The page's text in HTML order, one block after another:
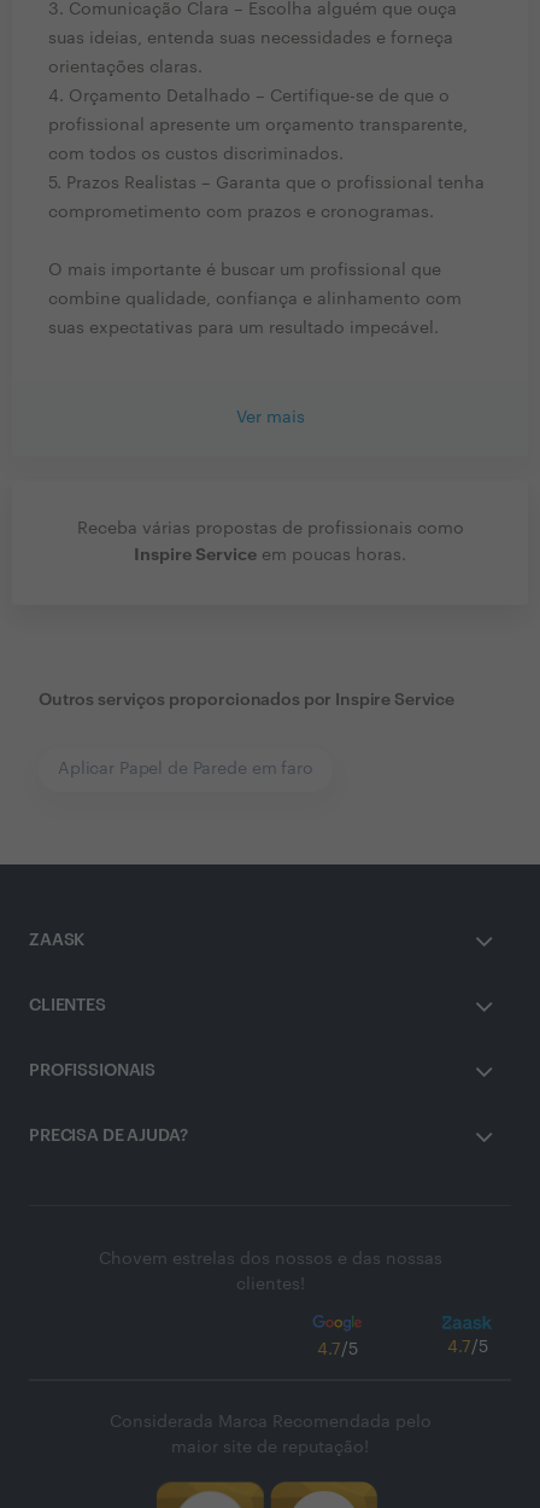
3. Comunicação Clara – Escolha alguém que ouça
suas ideias, entenda suas necessidades e forneça
orientações claras.
4. Orçamento Detalhado – Certifique-se de que o
profissional apresente um orçamento transparente,
com todos os custos discriminados.
5. Prazos Realistas – Garanta que o profissional tenha
comprometimento com prazos e cronogramas.
O mais importante é buscar um profissional que
combine qualidade, confiança e alinhamento com
suas expectativas para um resultado impecável.
Ver mais
Receba várias propostas de profissionais como
Inspire Service em poucas horas.
Outros serviços proporcionados por Inspire Service
Aplicar Papel de Parede em faro
ZAASK
CLIENTES
PROFISSIONAIS
PRECISA DE AJUDA?
Chovem estrelas dos nossos e das nossas
clientes!
4.7/5 4.7/5
Considerada Marca Recomendada pelo
maior site de reputação!